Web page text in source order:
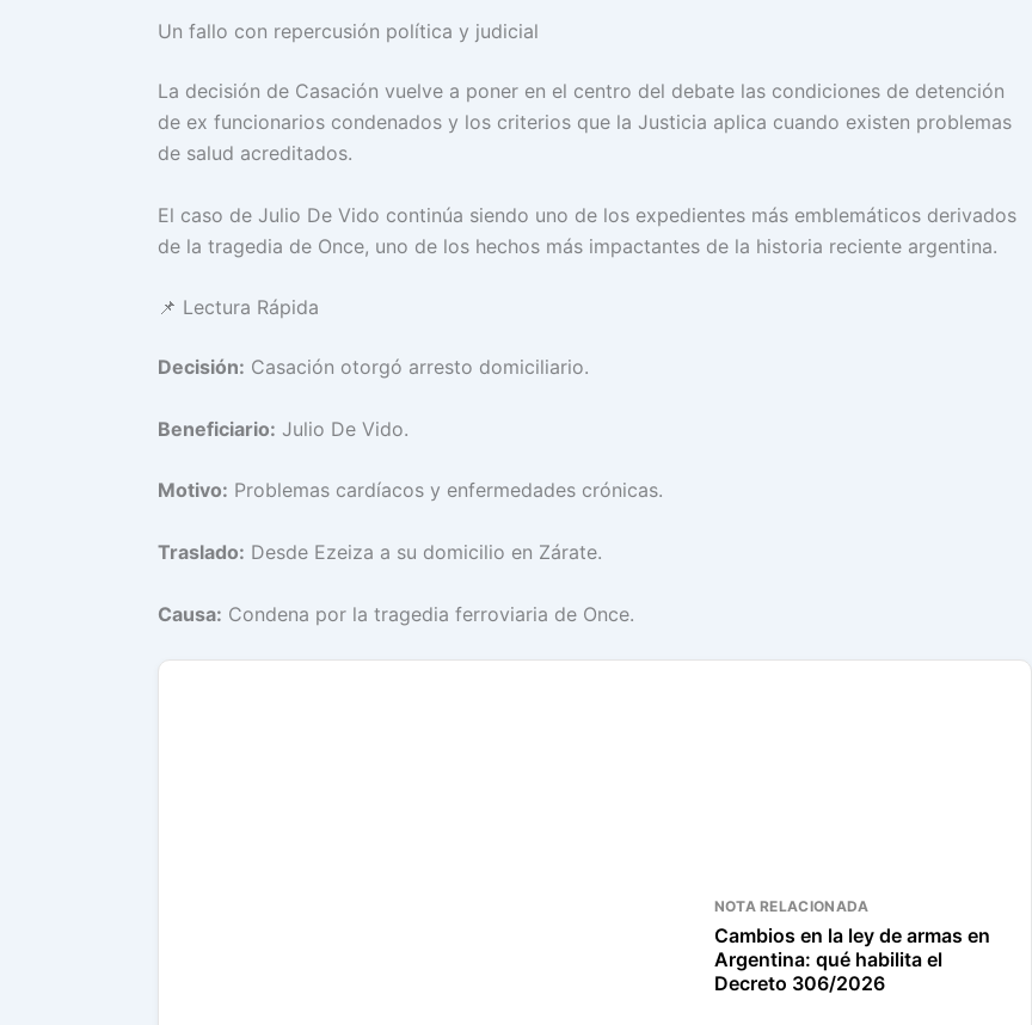
Un fallo con repercusión política y judicial
La decisión de Casación vuelve a poner en el centro del debate las condiciones de detención
de ex funcionarios condenados y los criterios que la Justicia aplica cuando existen problemas
de salud acreditados.
El caso de Julio De Vido continúa siendo uno de los expedientes más emblemáticos derivados
de la tragedia de Once, uno de los hechos más impactantes de la historia reciente argentina.
📌 Lectura Rápida
Decisión: Casación otorgó arresto domiciliario.
Beneficiario: Julio De Vido.
Motivo: Problemas cardíacos y enfermedades crónicas.
Traslado: Desde Ezeiza a su domicilio en Zárate.
Causa: Condena por la tragedia ferroviaria de Once.
NOTA RELACIONADA
Cambios en la ley de armas en
Argentina: qué habilita el
Decreto 306/2026